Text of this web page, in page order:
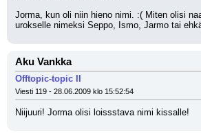
Jorma, kun oli niin hieno nimi. :( Miten olisi
urokselle nimeksi Seppo, Ismo, Jarmo tai
Aku Vankka
Offtopic-topic II
Viesti 119 - 28.06.2009 klo 15:52:54
Niijuuri! Jorma olisi loissstava nimi kissalle!